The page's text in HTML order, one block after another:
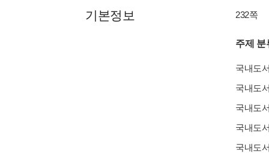
기본정보 232쪽
주제 분
국내도
국내도
국내도
국내도
국내도